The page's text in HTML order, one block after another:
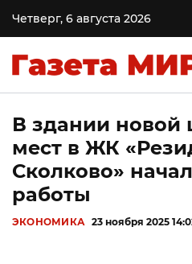
Четверг, 6 августа 2026
В здании новой
мест в ЖК
Сколково»
работы
ЭКОНОМИКА 23 ноября 2025